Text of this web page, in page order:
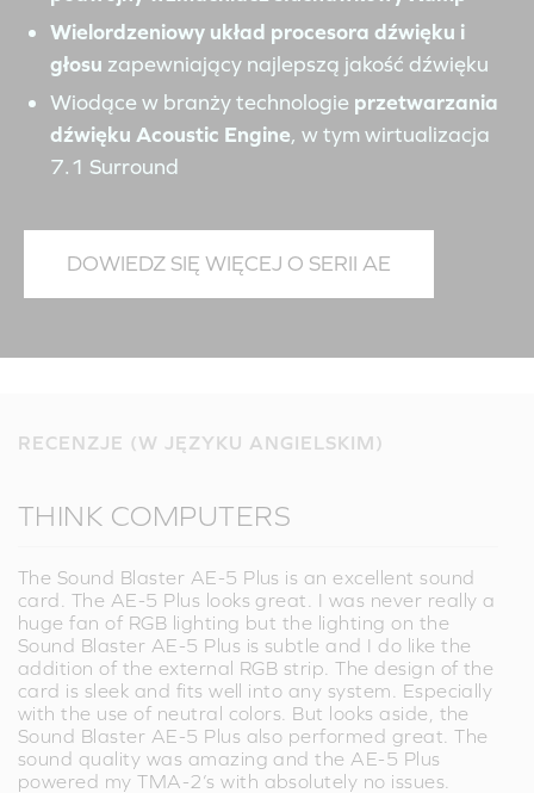
Wielordzeniowy układ procesora dźwięku i
głosu zapewniający najlepszą jakość dźwięku
Wiodące w branży technologie przetwarzania
dźwięku Acoustic Engine, w tym wirtualizacja
7.1 Surround
DOWIEDZ SIĘ WIĘCEJ O SERII AE
RECENZJE (W JĘZYKU ANGIELSKIM)
THINK COMPUTERS
The Sound Blaster AE-5 Plus is an excellent sound
card. The AE-5 Plus looks great. I was never really a
huge fan of RGB lighting but the lighting on the
Sound Blaster AE-5 Plus is subtle and I do like the
addition of the external RGB strip. The design of the
card is sleek and fits well into any system. Especially
with the use of neutral colors. But looks aside, the
Sound Blaster AE-5 Plus also performed great. The
sound quality was amazing and the AE-5 Plus
powered my TMA-2’s with absolutely no issues.